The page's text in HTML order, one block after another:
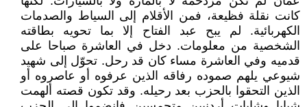
كانت نقلة فظيعة، فمن الأقلام إلى السياط والصدمات
الكهربائية. لم يبح عبد الفتاح إلا بما تحويه بطاقته
الشخصية من معلومات. دخل في العاشرة صباحا على
قدميه وفي العاشرة مساء كان قد رحل. تحوّل إلى شهيد
شيوعي يلهم صموده رفاقه الذين عرفوه أو عاصروه أو
الذين التحقوا بالحزب بعد رحيله. وقد تكون قصته ألهمت